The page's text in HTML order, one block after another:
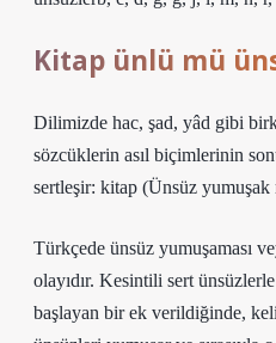
Kitap ünlü mü
Dilimizde hac, şad, yâd gibi
sözcüklerin asıl biçimlerinin
sertleşir: kitap (Ünsüz yumuşak
Türkçede ünsüz yumuşaması
olayıdır. Kesintili sert
başlayan bir ek verildiğinde,